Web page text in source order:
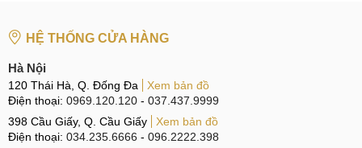
thay Pin chính hãng điện thoại Vivo iQOO Z6 thì hãy đến với
MobileCity. Bởi trung tâm luôn hướng đến sự hài lòng của
khách hàng nên giá dịch vụ luôn luôn ở mức hợp lý, thậm
chí có phần ưu đãi hơn so với nhiều những trung tâm khác
ngoài thị trường.
HỆ THỐNG CỬA HÀNG
Hà Nội
120 Thái Hà, Q. Đống Đa
Xem bản đồ
Điện thoại: 0969.120.120 - 037.437.9999
398 Cầu Giấy, Q. Cầu Giấy
Xem bản đồ
Điện thoại: 034.235.6666 - 096.2222.398